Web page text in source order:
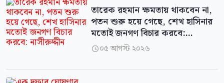
তারেক রহমান ক্ষমতায় থাকবেন না,
পতন শুরু হয়ে গেছে, শেখ হাসিনার
মতোই জনগণ বিচার করবে:
নাসীরুদ্দীন
০৫ আগস্ট ২০২৬